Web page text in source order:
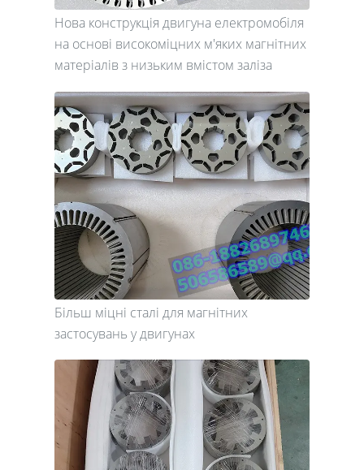
Нова конструкція двигуна електромобіля
на основі високоміцних м'яких магнітних
матеріалів з низьким вмістом заліза
Більш міцні сталі для магнітних
застосувань у двигунах